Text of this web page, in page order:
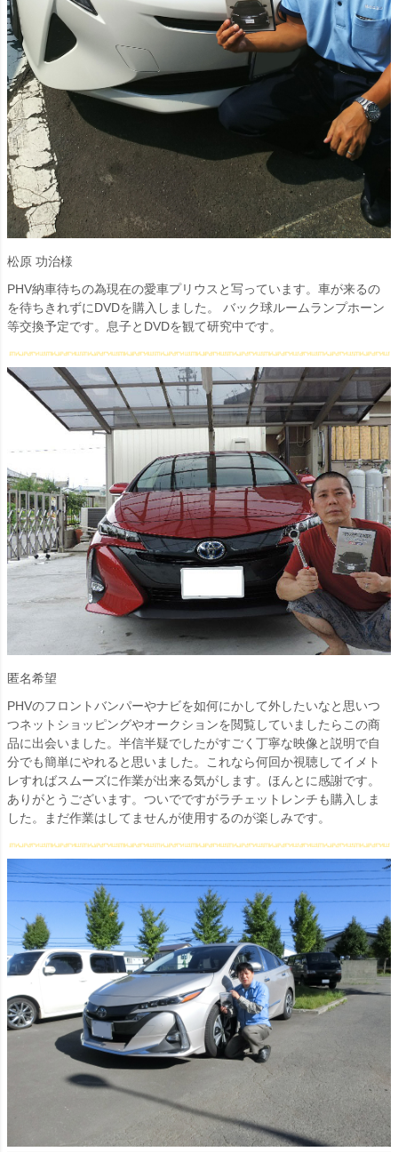
松原 功治様
PHV納車待ちの為現在の愛車プリウスと写っています。車が来るの
を待ちきれずにDVDを購入しました。 バック球ルームランプホーン
等交換予定です。息子とDVDを観て研究中です。
匿名希望
PHVのフロントバンパーやナビを如何にかして外したいなと思いつ
つネットショッピングやオークションを閲覧していましたらこの商
品に出会いました。半信半疑でしたがすごく丁寧な映像と説明で自
分でも簡単にやれると思いました。これなら何回か視聴してイメト
レすればスムーズに作業が出来る気がします。ほんとに感謝です。
ありがとうございます。ついでですがラチェットレンチも購入しま
した。まだ作業はしてませんが使用するのが楽しみです。